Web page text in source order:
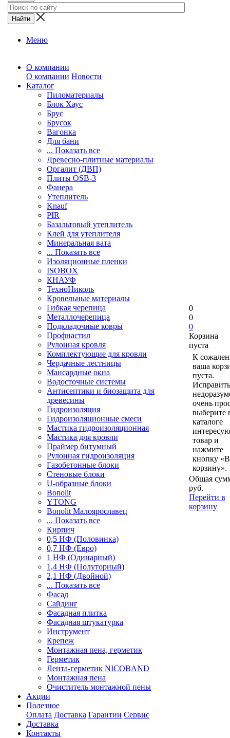
Меню
О компании
О компании Новости
Каталог
Пиломатериалы
Блок Хаус
Брус
Брусок
Вагонка
Для бани
... Показать все
Древесно-плитные материалы
Оргалит (ДВП)
Плиты OSB-3
Фанера
Утеплитель
Knauf
PIR
Базальтовый утеплитель
Клей для утеплителя
Минеральная вата
... Показать все
Изоляционные пленки
ISOBOX
КНАУФ
ТехноНиколь
Кровельные материалы
Гибкая черепица
Металлочерепица
Подкладочные ковры
Профнастил
Рулонная кровля
Комплектующие для кровли
Чердачные лестницы
Мансардные окна
Водосточные системы
Антисептики и биозащита для
древесины
Гидроизоляция
Гидроизоляционные смеси
Мастика гидроизоляционная
Мастика для кровли
Праймер битумный
Рулонная гидроизоляция
Газобетонные блоки
Стеновые блоки
U-образные блоки
Bonolit
YTONG
Bonolit Малоярославец
... Показать все
Кирпич
0,5 НФ (Половинка)
0,7 НФ (Евро)
1 НФ (Одинарный)
1,4 НФ (Полуторный)
2,1 НФ (Двойной)
... Показать все
Фасад
Сайдинг
Фасадная плитка
Фасадная штукатурка
Инструмент
Крепеж
Монтажная пена, герметик
Герметик
Лента-герметик NICOBAND
Монтажная пена
Очиститель монтажной пены
Акции
Полезное
Оплата Доставка Гарантии Сервис
Доставка
Контакты
0
0
0
Корзина
пуста
К
ваша
пуста.
очень
выберите
каталоге
товар и
нажмите
кнопку «В
корзину».
Общая
руб.
Перейти в
корзину